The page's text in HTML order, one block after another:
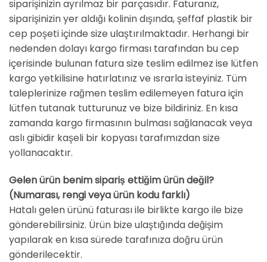
siparişinizin ayrılmaz bir parçasıdır. Faturanız,
siparişinizin yer aldığı kolinin dışında, şeffaf plastik bir
cep poşeti içinde size ulaştırılmaktadır. Herhangi bir
nedenden dolayı kargo firması tarafından bu cep
içerisinde bulunan fatura size teslim edilmez ise lütfen
kargo yetkilisine hatırlatınız ve ısrarla isteyiniz. Tüm
taleplerinize rağmen teslim edilemeyen fatura için
lütfen tutanak tutturunuz ve bize bildiriniz. En kısa
zamanda kargo firmasının bulması sağlanacak veya
aslı gibidir kaşeli bir kopyası tarafımızdan size
yollanacaktır.
Gelen ürün benim sipariş ettiğim ürün değil?
(Numarası, rengi veya ürün kodu farklı)
Hatalı gelen ürünü faturası ile birlikte kargo ile bize
gönderebilirsiniz. Ürün bize ulaştığında değişim
yapılarak en kısa sürede tarafınıza doğru ürün
gönderilecektir.